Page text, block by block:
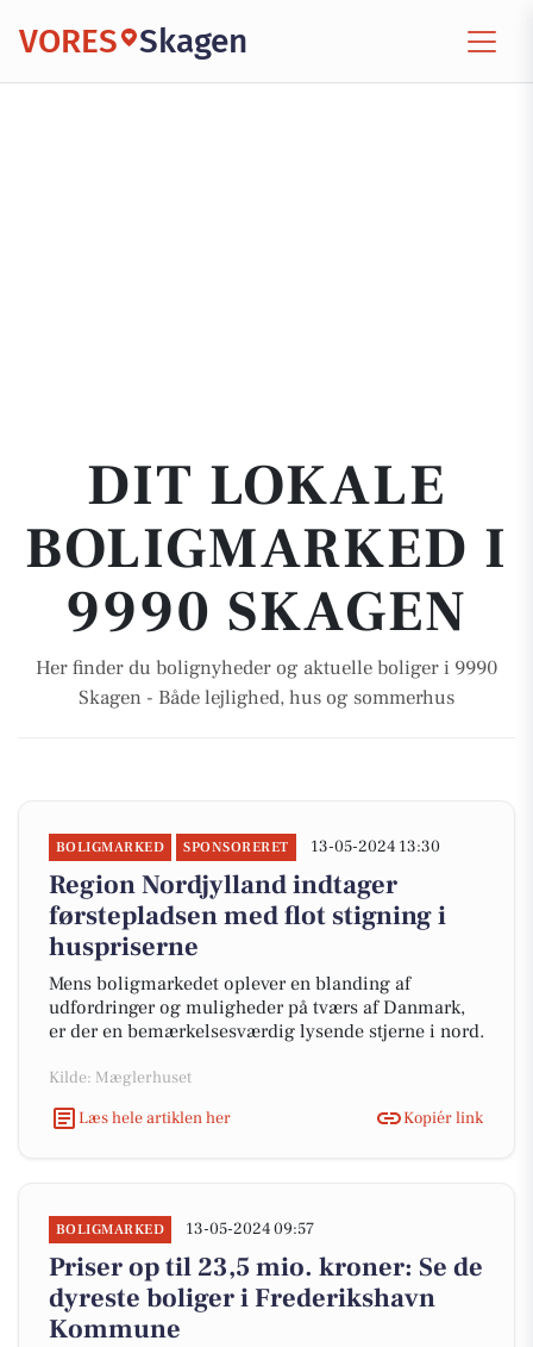
VORES Skagen
DIT LOKALE
BOLIGMARKED I
9990 SKAGEN
Her finder du bolignyheder og aktuelle boliger i 9990
Skagen - Både lejlighed, hus og sommerhus
BOLIGMARKED SPONSORERET 13-05-2024 13:30
Region Nordjylland indtager
førstepladsen med flot stigning i
huspriserne
Mens boligmarkedet oplever en blanding af
udfordringer og muligheder på tværs af Danmark,
er der en bemærkelsesværdig lysende stjerne i nord.
Kilde: Mæglerhuset
Læs hele artiklen her
Kopiér link
BOLIGMARKED 13-05-2024 09:57
Priser op til 23,5 mio. kroner: Se de
dyreste boliger i Frederikshavn
Kommune